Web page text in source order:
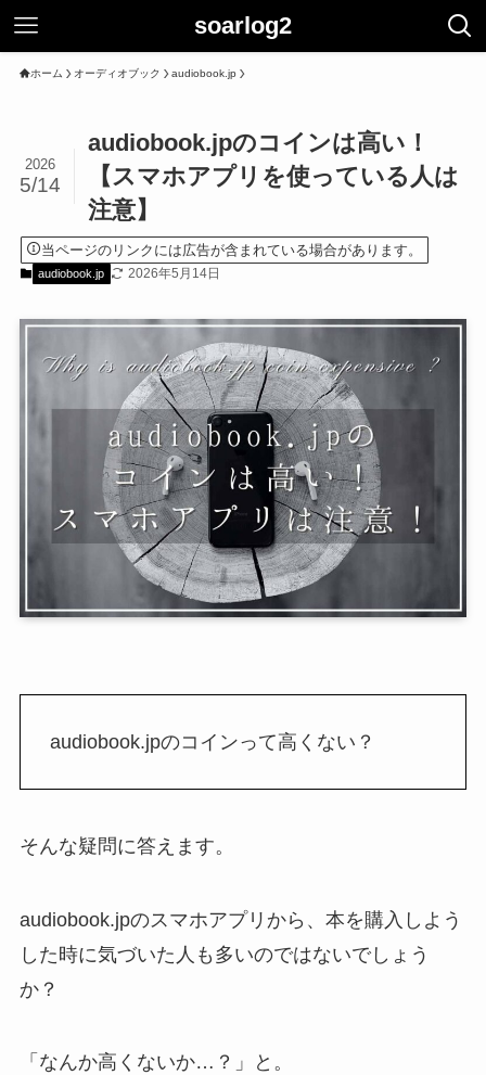
soarlog2
ホーム オーディオブック audiobook.jp
audiobook.jpのコインは高い！
【スマホアプリを使っている人は
注意】
2026
5/14
当ページのリンクには広告が含まれている場合があります。
audiobook.jp 2026年5月14日
audiobook.jpのコインって高くない？
そんな疑問に答えます。
audiobook.jpのスマホアプリから、本を購入しよう
した時に気づいた人も多いのではないでしょう
か？
「なんか高くないか…？」と。